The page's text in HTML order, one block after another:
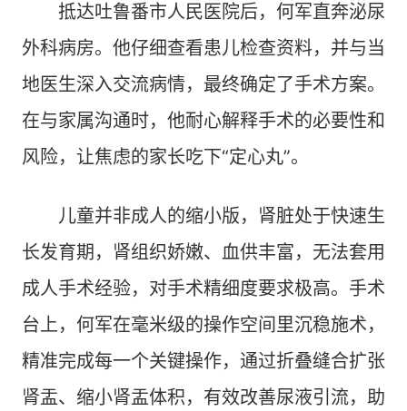
抵达吐鲁番市人民医院后，何军直奔泌尿
外科病房。他仔细查看患儿检查资料，并与当
地医生深入交流病情，最终确定了手术方案。
在与家属沟通时，他耐心解释手术的必要性和
风险，让焦虑的家长吃下“定心丸”。
儿童并非成人的缩小版，肾脏处于快速生
长发育期，肾组织娇嫩、血供丰富，无法套用
成人手术经验，对手术精细度要求极高。手术
台上，何军在毫米级的操作空间里沉稳施术，
精准完成每一个关键操作，通过折叠缝合扩张
肾盂、缩小肾盂体积，有效改善尿液引流，助